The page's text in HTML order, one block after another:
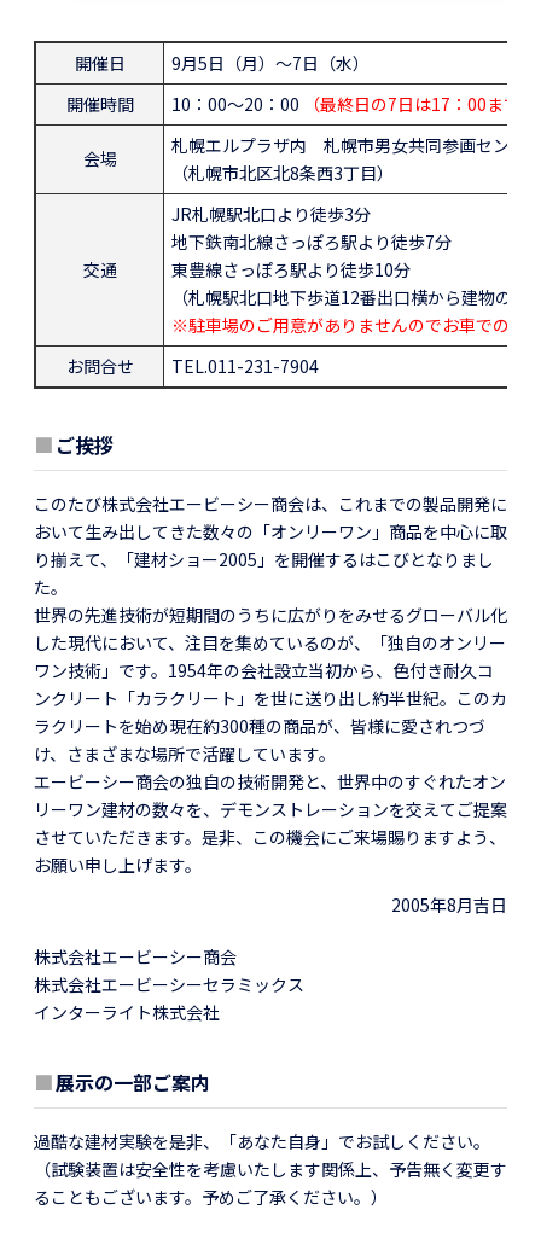
開催日
9月5日（月）～7日（水）
開催時間
10：00～20：00 （最終日の7日は17：00まで）
会場
札幌エルプラザ内 札幌市男女共同参画センタ
（札幌市北区北8条西3丁目）
交通
JR札幌駅北口より徒歩3分
地下鉄南北線さっぽろ駅より徒歩7分
東豊線さっぽろ駅より徒歩10分
（札幌駅北口地下歩道12番出口横から建物の中
※駐車場のご用意がありませんのでお車でのご
お問合せ
TEL.011-231-7904
■ ご挨拶
このたび株式会社エービーシー商会は、これまでの製品開発に
おいて生み出してきた数々の「オンリーワン」商品を中心に取
り揃えて、「建材ショー2005」を開催するはこびとなりまし
た。
世界の先進技術が短期間のうちに広がりをみせるグローバル化
した現代において、注目を集めているのが、「独自のオンリー
ワン技術」です。1954年の会社設立当初から、色付き耐久コ
ンクリート「カラクリート」を世に送り出し約半世紀。このカ
ラクリートを始め現在約300種の商品が、皆様に愛されつづ
け、さまざまな場所で活躍しています。
エービーシー商会の独自の技術開発と、世界中のすぐれたオン
リーワン建材の数々を、デモンストレーションを交えてご提案
させていただきます。是非、この機会にご来場賜りますよう、
お願い申し上げます。
2005年8月吉日
株式会社エービーシー商会
株式会社エービーシーセラミックス
インターライト株式会社
■展示の一部ご案内
過酷な建材実験を是非、「あなた自身」でお試しください。
（試験装置は安全性を考慮いたします関係上、予告無く変更す
ることもございます。予めご了承ください。）